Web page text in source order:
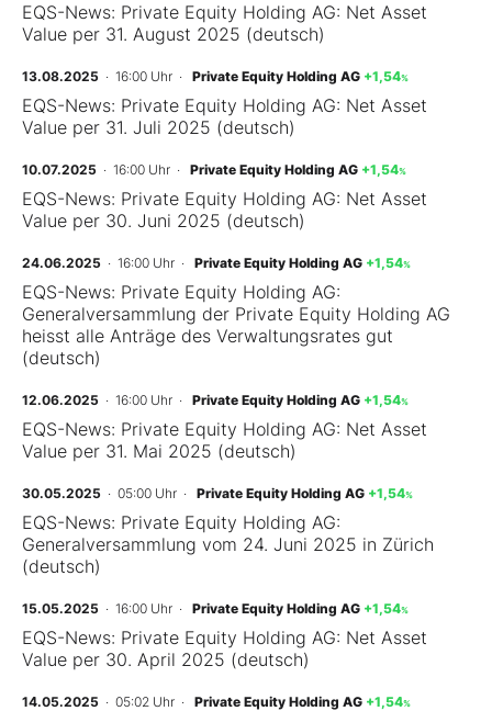
EQS-News: Private Equity Holding AG: Net Asset
Value per 31. August 2025 (deutsch)
13.08.2025 · 16:00 Uhr · Private Equity Holding AG +1,54%
EQS-News: Private Equity Holding AG: Net Asset
Value per 31. Juli 2025 (deutsch)
10.07.2025 · 16:00 Uhr · Private Equity Holding AG +1,54%
EQS-News: Private Equity Holding AG: Net Asset
Value per 30. Juni 2025 (deutsch)
24.06.2025 · 16:00 Uhr · Private Equity Holding AG +1,54%
EQS-News: Private Equity Holding AG:
Generalversammlung der Private Equity Holding AG
heisst alle Anträge des Verwaltungsrates gut
(deutsch)
12.06.2025 · 16:00 Uhr · Private Equity Holding AG +1,54%
EQS-News: Private Equity Holding AG: Net Asset
Value per 31. Mai 2025 (deutsch)
30.05.2025 · 05:00 Uhr · Private Equity Holding AG +1,54%
EQS-News: Private Equity Holding AG:
Generalversammlung vom 24. Juni 2025 in Zürich
(deutsch)
15.05.2025 · 16:00 Uhr · Private Equity Holding AG +1,54%
EQS-News: Private Equity Holding AG: Net Asset
Value per 30. April 2025 (deutsch)
14.05.2025 · 05:02 Uhr · Private Equity Holding AG +1,54%